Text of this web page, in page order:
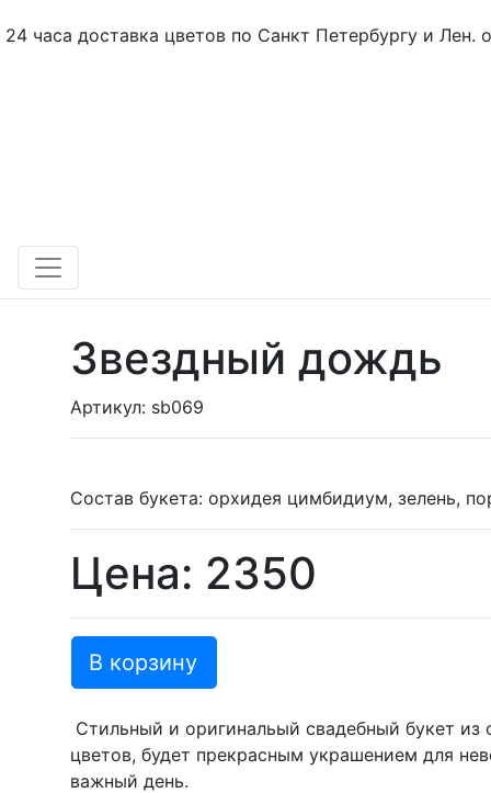
24 часа доставка цветов по Санкт Петербургу и Лен.
Звездный дождь
Артикул: sb069
Состав букета: орхидея цимбидиум, зелень,
Цена: 2350
В корзину
Стильный и оригинальый свадебный букет
цветов, будет прекрасным украшением для
важный день.